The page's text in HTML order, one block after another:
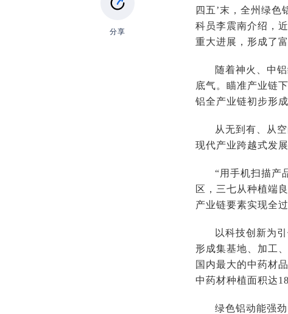
分享
四五’末，全州绿色
科员李震南介绍，
重大进展，形成了
随着神火、中
底气。瞄准产业链
铝全产业链初步形
从无到有、从
现代产业跨越式发展
“用手机扫描产
区，三七从种植端
产业链要素实现全
以科技创新为
形成集基地、加工
国内最大的中药材
中药材种植面积达
绿色铝动能强